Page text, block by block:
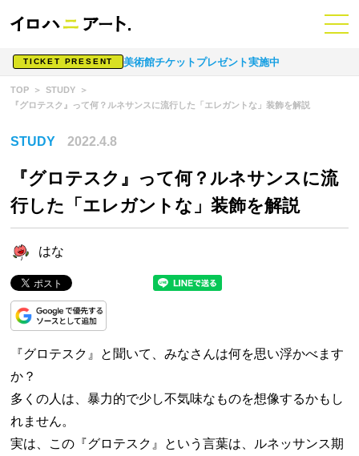
TICKET PRESENT 美術館チケットプレゼント実施中
TOP
STUDY
『グロテスク』って何？ルネサンスに流行した「エレガントな」装飾を解説
STUDY 2022.4.8
『グロテスク』って何？ルネサンスに流
行した「エレガントな」装飾を解説
はな
『グロテスク』と聞いて、みなさんは何を思い浮かべます
か？
多くの人は、暴力的で少し不気味なものを想像するかもし
れません。
実は、この『グロテスク』という言葉は、ルネッサンス期